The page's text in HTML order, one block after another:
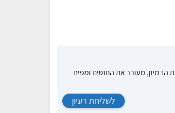
הדמיון, מעורר את החושים ומפיח
לשליחת רעיון